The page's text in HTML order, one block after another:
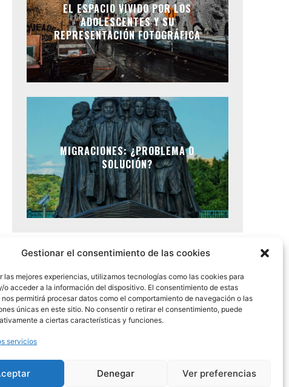
Gestionar el consentimiento de las cookies
las mejores experiencias, utilizamos tecnologías como las cookies para
o acceder a la información del dispositivo. El consentimiento de estas
permitirá procesar datos como el comportamiento de navegación o las
únicas en este sitio. No consentir o retirar el consentimiento, puede
a ciertas características y funciones.
servicios
Denegar Ver preferencias
EL ESPACIO VIVIDO POR LOS
ADOLESCENTES Y SU
REPRESENTACIÓN FOTOGRÁFICA
MIGRACIONES: ¿PROBLEMA O
SOLUCIÓN?
GEOCRITIQ